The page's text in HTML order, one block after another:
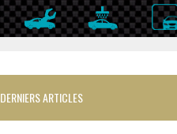
DERNIERS ARTICLES